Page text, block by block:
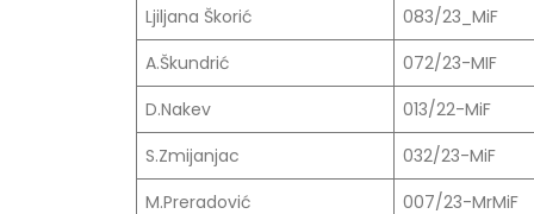
Ljiljana Škorić
083/23_MiF
A.Škundrić
072/23-MIF
D.Nakev
013/22-MiF
S.Zmijanjac
032/23-MiF
M.Preradović
007/23-MrMiF
Prof. dr Srđan Marinković – rezultati
ispita
29/07/2026
Prof. dr Azijada Beganlić – rezultati
ispita
Prof.
ispita
22/07/
Prof.
22/07/